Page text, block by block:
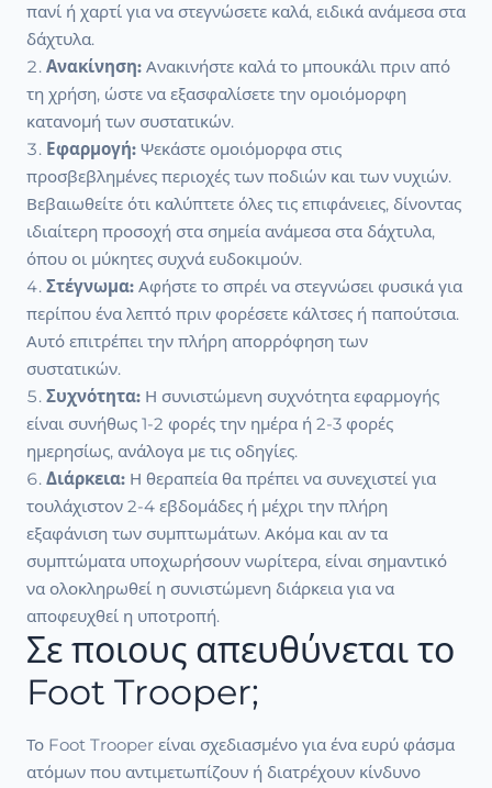
πανί ή χαρτί για να στεγνώσετε καλά, ειδικά ανάμεσα στα
δάχτυλα.
Ανακίνηση: Ανακινήστε καλά το μπουκάλι πριν από
τη χρήση, ώστε να εξασφαλίσετε την ομοιόμορφη
κατανομή των συστατικών.
Εφαρμογή: Ψεκάστε ομοιόμορφα στις
προσβεβλημένες περιοχές των ποδιών και των νυχιών.
Βεβαιωθείτε ότι καλύπτετε όλες τις επιφάνειες, δίνοντας
ιδιαίτερη προσοχή στα σημεία ανάμεσα στα δάχτυλα,
όπου οι μύκητες συχνά ευδοκιμούν.
Στέγνωμα: Αφήστε το σπρέι να στεγνώσει φυσικά για
περίπου ένα λεπτό πριν φορέσετε κάλτσες ή παπούτσια.
Αυτό επιτρέπει την πλήρη απορρόφηση των
συστατικών.
Συχνότητα: Η συνιστώμενη συχνότητα εφαρμογής
είναι συνήθως 1-2 φορές την ημέρα ή 2-3 φορές
ημερησίως, ανάλογα με τις οδηγίες.
Διάρκεια: Η θεραπεία θα πρέπει να συνεχιστεί για
τουλάχιστον 2-4 εβδομάδες ή μέχρι την πλήρη
εξαφάνιση των συμπτωμάτων. Ακόμα και αν τα
συμπτώματα υποχωρήσουν νωρίτερα, είναι σημαντικό
να ολοκληρωθεί η συνιστώμενη διάρκεια για να
αποφευχθεί η υποτροπή.
Σε ποιους απευθύνεται το
Foot Trooper;
Το Foot Trooper είναι σχεδιασμένο για ένα ευρύ φάσμα
ατόμων που αντιμετωπίζουν ή διατρέχουν κίνδυνο